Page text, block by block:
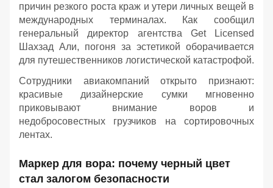
причин резкого роста краж и утери личных вещей в
международных терминалах. Как сообщил
генеральный директор агентства Get Licensed
Шахзад Али, погоня за эстетикой оборачивается
для путешественников логистической катастрофой.
Сотрудники авиакомпаний открыто признают:
красивые дизайнерские сумки мгновенно
приковывают внимание воров и
недобросовестных грузчиков на сортировочных
лентах.
Маркер для вора: почему черный цвет
стал залогом безопасности